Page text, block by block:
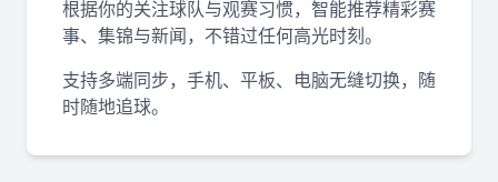
根据你的关注球队与观赛习惯，智能推荐精彩赛
事、集锦与新闻，不错过任何高光时刻。
支持多端同步，手机、平板、电脑无缝切换，随
时随地追球。